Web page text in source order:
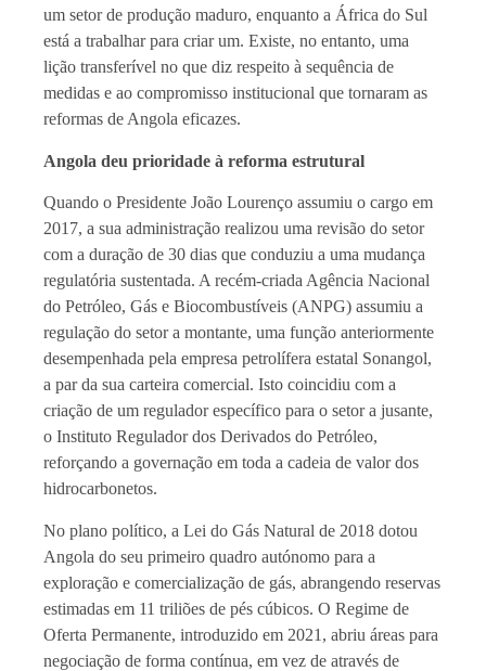
um setor de produção maduro, enquanto a África do Sul
está a trabalhar para criar um. Existe, no entanto, uma
lição transferível no que diz respeito à sequência de
medidas e ao compromisso institucional que tornaram as
reformas de Angola eficazes.
Angola deu prioridade à reforma estrutural
Quando o Presidente João Lourenço assumiu o cargo em
2017, a sua administração realizou uma revisão do setor
com a duração de 30 dias que conduziu a uma mudança
regulatória sustentada. A recém-criada Agência Nacional
do Petróleo, Gás e Biocombustíveis (ANPG) assumiu a
regulação do setor a montante, uma função anteriormente
desempenhada pela empresa petrolífera estatal Sonangol,
a par da sua carteira comercial. Isto coincidiu com a
criação de um regulador específico para o setor a jusante,
o Instituto Regulador dos Derivados do Petróleo,
reforçando a governação em toda a cadeia de valor dos
hidrocarbonetos.
No plano político, a Lei do Gás Natural de 2018 dotou
Angola do seu primeiro quadro autónomo para a
exploração e comercialização de gás, abrangendo reservas
estimadas em 11 triliões de pés cúbicos. O Regime de
Oferta Permanente, introduzido em 2021, abriu áreas para
negociação de forma contínua, em vez de através de